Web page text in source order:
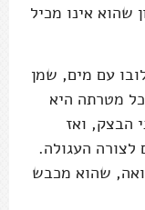
שהוא אינו מכיל
עם מים, שמן
מטרתה היא
הבצק, ואז
לצורה העגולה.
שהוא מכבש